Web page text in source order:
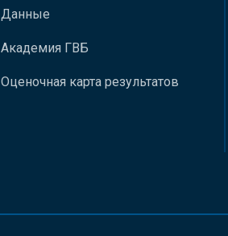
Данные
Академия ГВБ
Оценочная карта результатов